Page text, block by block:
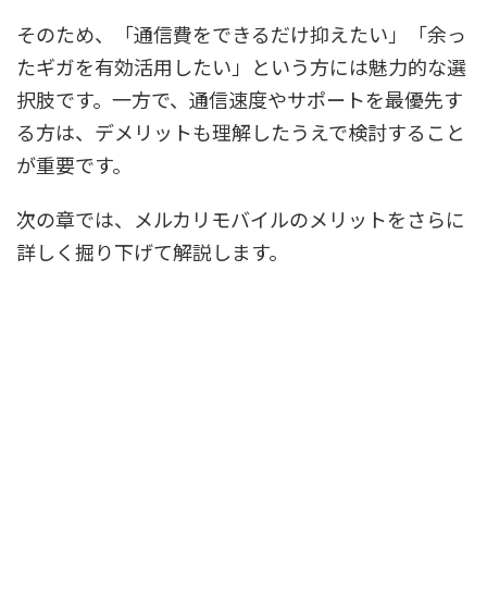
そのため、「通信費をできるだけ抑えたい」「余っ
たギガを有効活用したい」という方には魅力的な選
択肢です。一方で、通信速度やサポートを最優先す
る方は、デメリットも理解したうえで検討すること
が重要です。
次の章では、メルカリモバイルのメリットをさらに
詳しく掘り下げて解説します。